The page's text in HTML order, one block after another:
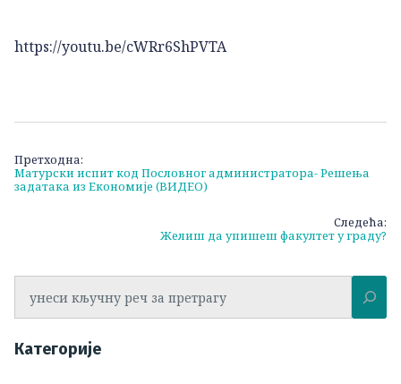
https://youtu.be/cWRr6ShPVTA
Кретање
чланка
Претходна:
Матурски испит код Пословног администратора- Решења
задатака из Економије (ВИДЕО)
Следећа:
Желиш да упишеш факултет у граду?
Категорије